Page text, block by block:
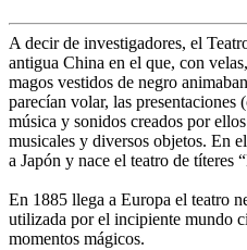
A decir de investigadores, el
antigua China en el que, con
magos vestidos de negro
parecían volar, las presentaciones
música y sonidos creados por
musicales y diversos objetos. En
a Japón y nace el teatro de títeres
En 1885 llega a Europa el teatro
utilizada por el incipiente mundo
momentos mágicos.